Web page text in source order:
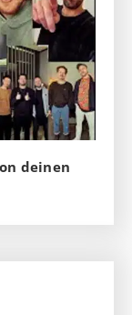
deinen